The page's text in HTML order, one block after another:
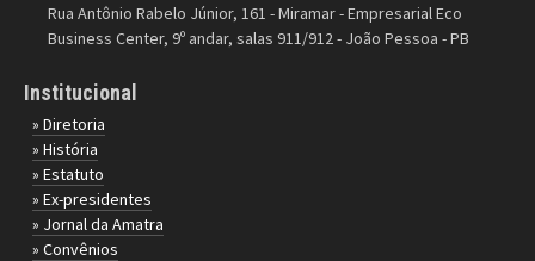
Rua Antônio Rabelo Júnior, 161 - Miramar - Empresarial Eco
Business Center, 9º andar, salas 911/912 - João Pessoa - PB
Institucional
» Diretoria
» História
» Estatuto
» Ex-presidentes
» Jornal da Amatra
» Convênios